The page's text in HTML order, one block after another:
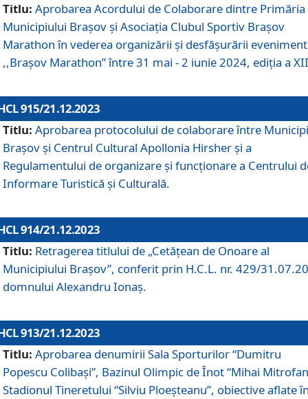
Titlu: Aprobarea Acordului de Colaborare dintre Primăria
Municipiului Brașov și Asociația Clubul Sportiv Brașov
Marathon în vederea organizării și desfășurării
,,Brașov Marathon” între 31 mai - 2 iunie 2024, ediția a
915/21.12.2023
Titlu: Aprobarea protocolului de colaborare între
Brașov și Centrul Cultural Apollonia Hirsher și a
Regulamentului de organizare și funcționare a Centrului
Informare Turistică și Culturală.
914/21.12.2023
Titlu: Retragerea titlului de „Cetățean de Onoare al
Municipiului Brașov”, conferit prin H.C.L. nr. 429/
domnului Alexandru Ionaș.
913/21.12.2023
Titlu: Aprobarea denumirii Sala Sporturilor “Dumitru
Popescu Colibași”, Bazinul Olimpic de Înot “Mihai
Stadionul Tineretului “Silviu Ploeșteanu”, obiective aflate